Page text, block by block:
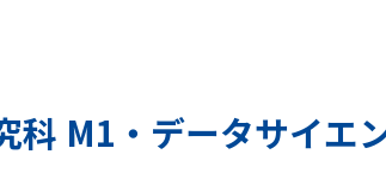
科 M1・データサイエ